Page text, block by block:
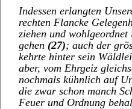
Indessen erlangten
rechten Flancke
ziehen und
gehen (27); auch der
kehrte hinter sein
aber, vom Ehrgeiz
nochmals kühnlich auf
die zwar schon manch
Feuer und Ordnung